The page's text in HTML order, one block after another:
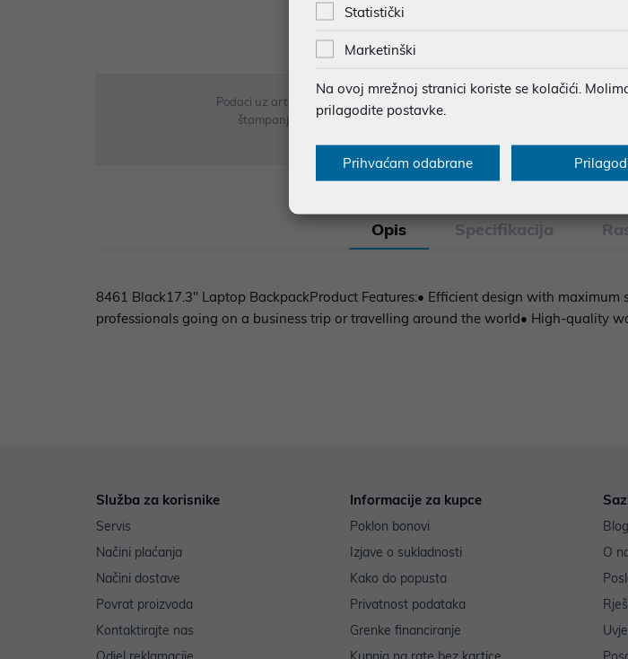
Podaci uz artikle su prezentirani u dobroj namjeri. Mikronis d.o.o. ne
štampanja te promjene u dostupnosti i cijene. Slike artikala su
Opis Specifikacija
8461 Black17.3'' Laptop BackpackProduct Features:• Efficient design with
professionals going on a business trip or travelling around the world• High-quality
Služba za korisnike
Servis
Načini plaćanja
Načini dostave
Povrat proizvoda
Kontaktirajte nas
Informacije za kupce
Poklon bonovi
Izjave o sukladnosti
Kako do popusta
Privatnost podataka
Grenke financiranje
Blog
O
Statistički
Marketinški
Na ovoj mrežnoj stranici koriste se kolačići.
prilagodite postavke.
Prihvaćam odabrane